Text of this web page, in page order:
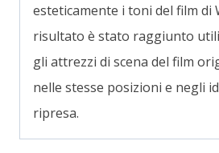
esteticamente i toni del film di
risultato è stato raggiunto
gli attrezzi di scena del film
nelle stesse posizioni e negli
ripresa.